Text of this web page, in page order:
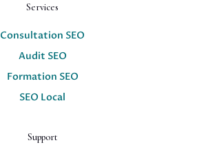
Services
Consultation SEO
Audit SEO
Formation SEO
SEO Local
Support